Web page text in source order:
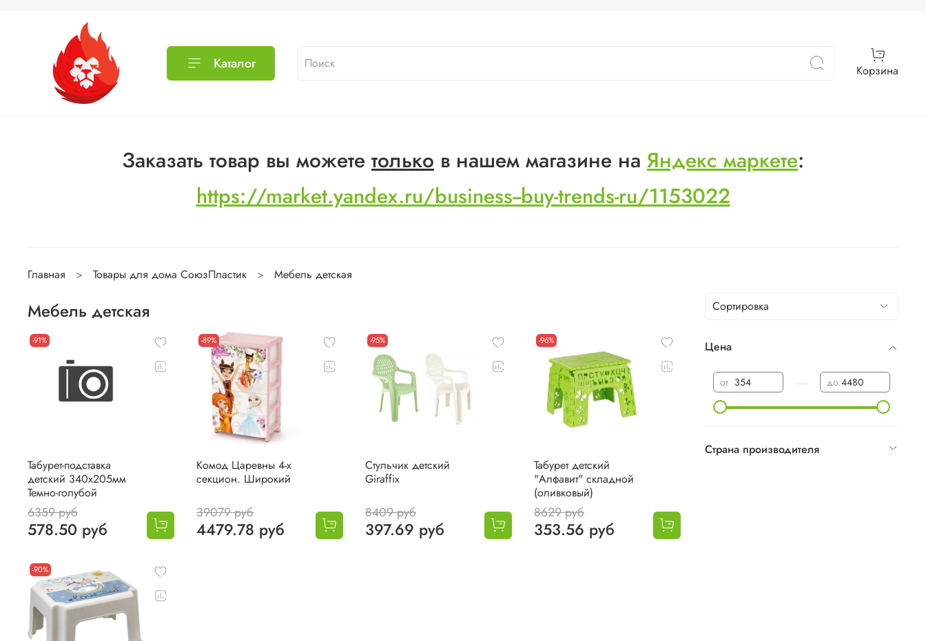
Каталог Корзина
Заказать товар вы можете только в нашем магазине на Яндекс маркете:
https://market.yandex.ru/business--buy-trends-ru/1153022
Главная Товары для дома СоюзПластик Мебель детская
Мебель детская
-91%
Табурет-подставка
детский 340х205мм
Темно-голубой
6359 руб
578.50 руб
-89%
Комод Царевны 4-х
секцион. Широкий
39079 руб
4479.78 руб
-95%
Стульчик детский
Giraffix
8409 руб
397.69 руб
-96%
Табурет детский
"Алфавит" складной
(оливковый)
8629 руб
353.56 руб
-90%
Цена
от до
Страна производителя